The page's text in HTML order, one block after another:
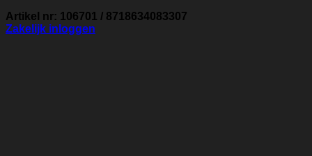
Artikel nr: 106701 / 8718634083307
Zakelijk inloggen